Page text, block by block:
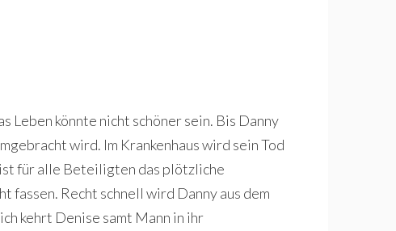
Leben könnte nicht schöner sein. Bis Danny
wird. Im Krankenhaus wird sein Tod
für alle Beteiligten das plötzliche
fassen. Recht schnell wird Danny aus dem
kehrt Denise samt Mann in ihr